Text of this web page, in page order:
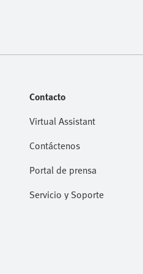
Contacto
Virtual Assistant
Contáctenos
Portal de prensa
Servicio y Soporte